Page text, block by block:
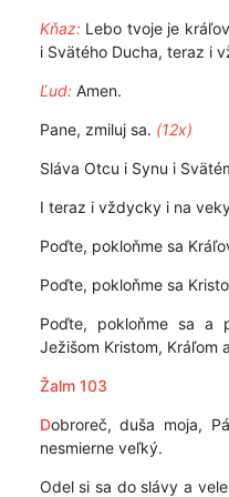
Kňaz:Lebo tvoje je
i Svätého Ducha, teraz i
Ľud:Amen.
Pane, zmiluj sa. (12x)
Sláva Otcu i Synu i
I teraz i vždycky i na
Poďte, pokloňme sa
Poďte, pokloňme sa
Poďte, pokloňme sa a
Ježišom Kristom, Kráľom
Žalm 103
Dobroreč, duša moja,
nesmierne veľký.
Odel si sa do slávy a